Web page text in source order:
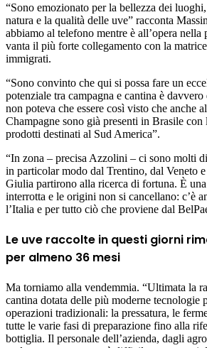
“Sono emozionato per la bellezza dei
natura e la qualità delle uve” racconta
abbiamo al telefono mentre è all’opera nella
vanta il più forte collegamento con la
immigrati.
“Sono convinto che qui si possa fare un
potenziale tra campagna e cantina è
non poteva che essere così visto che anche
Champagne sono già presenti in Brasile con
prodotti destinati al Sud America”.
“In zona – precisa Azzolini – ci sono molti
in particolar modo dal Trentino, dal Veneto
Giulia partirono alla ricerca di fortuna. È
interrotta e le origini non si cancellano: c’è
l’Italia e per tutto ciò che proviene dal
Le uve raccolte in questi giorni
per almeno 36 mesi
Ma torniamo alla vendemmia. “Ultimata la
cantina dotata delle più moderne tecnologie
operazioni tradizionali: la pressatura, le
tutte le varie fasi di preparazione fino alla
bottiglia. Il personale dell’azienda, dagli